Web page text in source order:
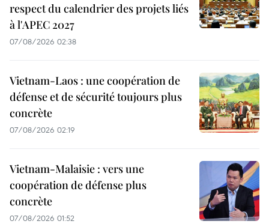
respect du calendrier des projets liés
à l'APEC 2027
07/08/2026 02:38
Vietnam-Laos : une coopération de
défense et de sécurité toujours plus
concrète
07/08/2026 02:19
Vietnam-Malaisie : vers une
coopération de défense plus
concrète
07/08/2026 01:52